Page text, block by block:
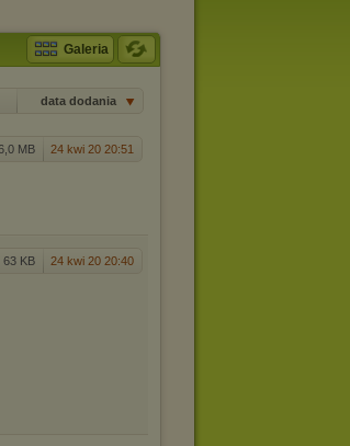
Galeria
data dodania
MB 24 kwi 20 20:51
63 KB 24 kwi 20 20:40